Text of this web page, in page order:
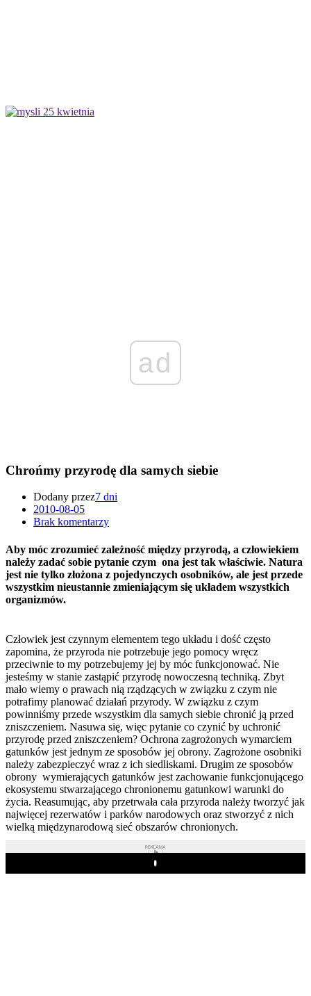
ad
Chrońmy przyrodę dla samych siebie
Dodany przez7 dni
2010-08-05
Brak komentarzy
Aby móc zrozumieć zależność między przyrodą, a człowiekiem
należy zadać sobie pytanie czym ona jest tak właściwie. Natura
jest nie tylko złożona z pojedynczych osobników, ale jest przede
wszystkim nieustannie zmieniającym się układem wszystkich
organizmów.
Człowiek jest czynnym elementem tego układu i dość często
zapomina, że przyroda nie potrzebuje jego pomocy wręcz
przeciwnie to my potrzebujemy jej by móc funkcjonować. Nie
jesteśmy w stanie zastąpić przyrodę nowoczesną techniką. Zbyt
mało wiemy o prawach nią rządzących w związku z czym nie
potrafimy planować działań przyrody. W związku z czym
powinniśmy przede wszystkim dla samych siebie chronić ją przed
zniszczeniem. Nasuwa się, więc pytanie co czynić by uchronić
przyrodę przed zniszczeniem? Ochrona zagrożonych wymarciem
gatunków jest jednym ze sposobów jej obrony. Zagrożone osobniki
należy zabezpieczyć wraz z ich siedliskami. Drugim ze sposobów
obrony wymierających gatunków jest zachowanie funkcjonującego
ekosystemu stwarzającego chronionemu gatunkowi warunki do
życia. Reasumując, aby przetrwała cała przyroda należy tworzyć jak
najwięcej rezerwatów i parków narodowych oraz stworzyć z nich
wielką międzynarodową sieć obszarów chronionych.
REKLAMA
Play